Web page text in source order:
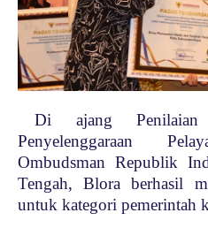
Di ajang Penilaian
Penyelenggaraan
Ombudsman Republik
Tengah, Blora berhasil
untuk kategori pemerintah